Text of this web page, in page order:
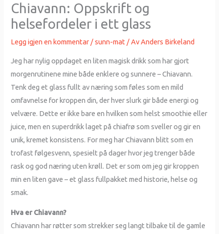
Chiavann: Oppskrift og
helsefordeler i ett glass
Legg igjen en kommentar /sunn-mat / Av Anders Birkeland
Jeg har nylig oppdaget en liten magisk drikk som har gjort
morgenrutinene mine både enklere og sunnere – Chiavann.
Tenk deg et glass fullt av næring som føles som en mild
omfavnelse for kroppen din, der hver slurk gir både energi og
velvære. Dette er ikke bare en hvilken som helst smoothie eller
juice, men en superdrikk laget på chiafrø som sveller og gir en
unik, kremet konsistens. For meg har Chiavann blitt som en
trofast følgesvenn, spesielt på dager hvor jeg trenger både
rask og god næring uten krøll. Det er som om jeg gir kroppen
min en liten gave – et glass fullpakket med historie, helse og
smak.
Hva er Chiavann?
Chiavann har røtter som strekker seg langt tilbake til de gamle